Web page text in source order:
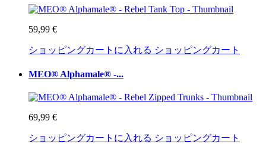
59,99 €
ショッピングカートに入れる ショッピングカート
MEO® Alphamale® -...
69,99 €
ショッピングカートに入れる ショッピングカート